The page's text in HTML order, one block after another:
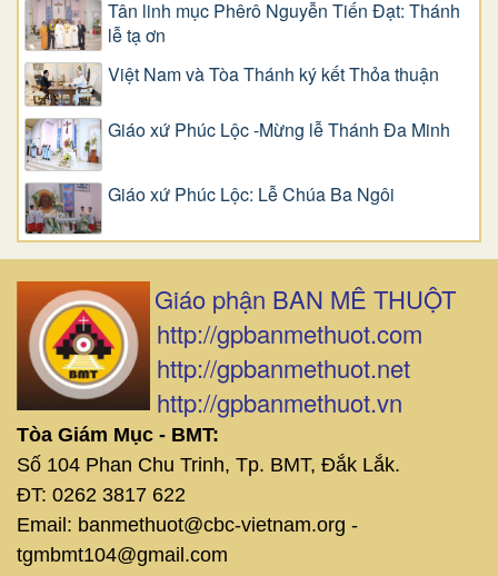
Tân linh mục Phêrô Nguyễn Tiến Đạt: Thánh
lễ tạ ơn
Việt Nam và Tòa Thánh ký kết Thỏa thuận
Giáo xứ Phúc Lộc -Mừng lễ Thánh Đa Minh
Giáo xứ Phúc Lộc: Lễ Chúa Ba Ngôi
Giáo phận BAN MÊ THUỘT
http://gpbanmethuot.com
http://gpbanmethuot.net
http://gpbanmethuot.vn
Tòa Giám Mục - BMT:
Số 104 Phan Chu Trinh, Tp. BMT, Đắk Lắk.
ĐT: 0262 3817 622
Email: banmethuot@cbc-vietnam.org -
tgmbmt104@gmail.com